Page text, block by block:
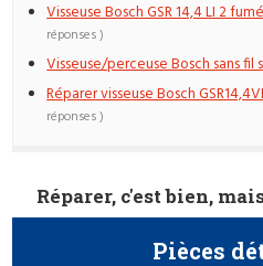
Visseuse Bosch GSR 14,4 LI 2
réponses )
Visseuse/perceuse Bosch sans fil
Réparer visseuse Bosch
réponses )
Réparer, c'est bien,
Pièces